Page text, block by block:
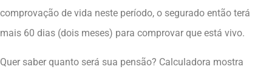
comprovação de vida neste período, o segurado então terá
mais 60 dias (dois meses) para comprovar que está vivo.
Quer saber quanto será sua pensão? Calculadora mostra